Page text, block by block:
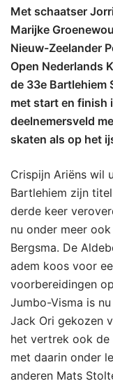
Met schaatser
Marijke
Nieuw-Zeelander
Open Nederlands
de 33e Bartlehiem
met start en finish
deelnemersveld
skaten als op het
Crispijn Ariëns wil
Bartlehiem zijn
derde keer
nu onder meer
Bergsma. De
adem koos voor
voorbereidingen
Jumbo-Visma is
Jack Ori gekozen
het vertrek ook de
met daarin onder
anderen Mats